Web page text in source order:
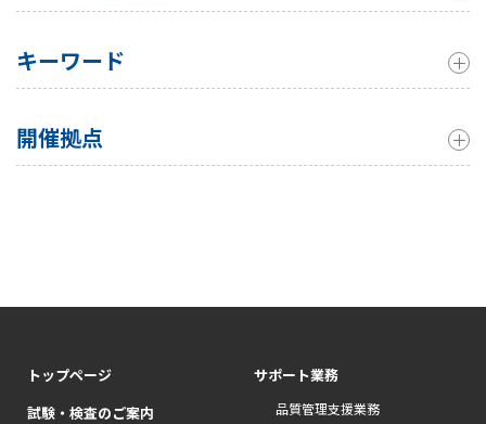
キーワード
開催拠点
トップページ
試験・検査のご案内
サポート業務
品質管理支援業務